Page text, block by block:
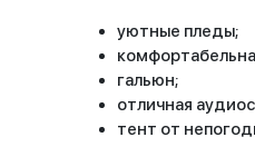
уютные пледы;
гальюн;
отличная
тент от